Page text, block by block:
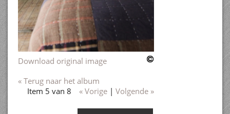
Download original image
« Terug naar het album
Item 5 van 8
« Vorige| Volgende »